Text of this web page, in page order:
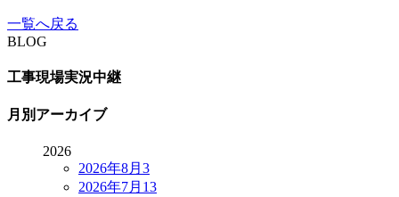
一覧へ戻る
BLOG
工事現場実況中継
月別アーカイブ
2026
2026年8月 3
2026年7月 13